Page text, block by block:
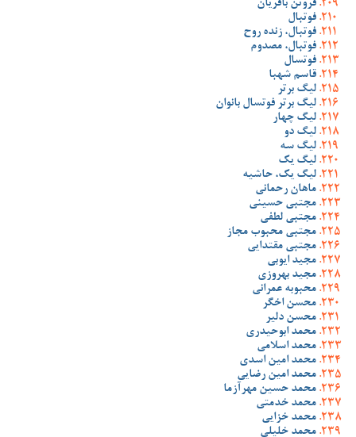
فروتن باقریان
فوتبال
فوتبال، زنده روح
فوتبال، مصدوم
فوتسال
قاسم شهبا
لیگ برتر
لیگ برتر فوتسال بانوان
لیگ چهار
لیگ دو
لیگ سه
لیگ یک
لیگ یک، حاشیه
ماهان رحمانی
مجتبی حسینی
مجتبی لطفی
مجتبی محبوب مجاز
مجتبی مقتدایی
مجید ایوبی
مجید بهروزی
محبوبه عمرانی
محسن اخگر
محسن دلیر
محمد ابوحیدری
محمد اسلامی
محمد امین اسدی
محمد امین رضایی
محمد حسین مهرآزما
محمد خدمتی
محمد خزایی
محمد خلیلی